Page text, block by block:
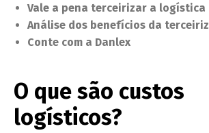
Vale a pena terceirizar a logística
Análise dos benefícios da
Conte com a Danlex
O que são custos
logísticos?